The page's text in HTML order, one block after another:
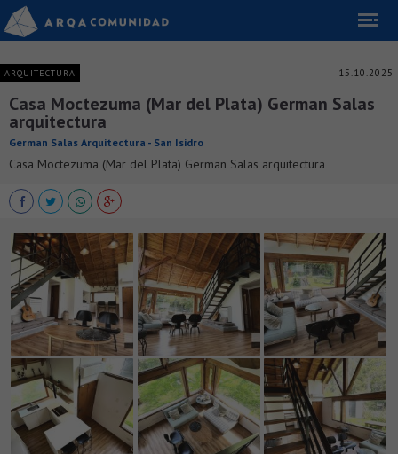
ARQUITECTURA 15.10.2025
Casa Moctezuma (Mar del Plata) German Salas
arquitectura
German Salas Arquitectura - San Isidro
Casa Moctezuma (Mar del Plata) German Salas arquitectura